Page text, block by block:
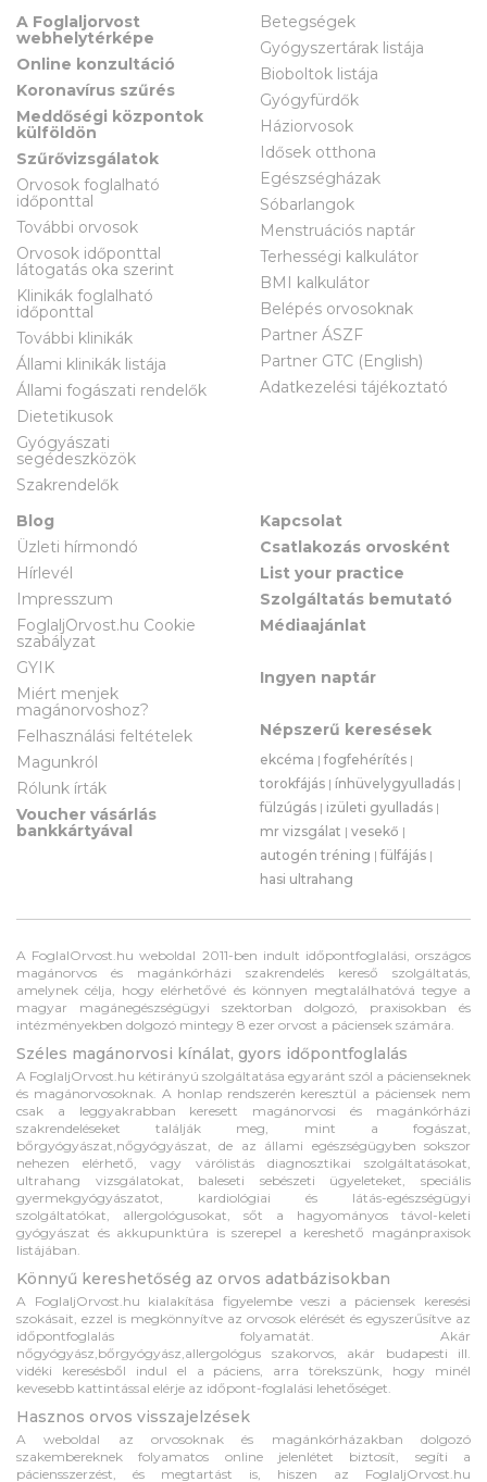
A Foglaljorvost
webhelytérképe
Online konzultáció
Koronavírus szűrés
Meddőségi központok
külföldön
Szűrővizsgálatok
Orvosok foglalható
időponttal
További orvosok
Orvosok időponttal
látogatás oka szerint
Klinikák foglalható
időponttal
További klinikák
Állami klinikák listája
Állami fogászati rendelők
Dietetikusok
Gyógyászati
segédeszközök
Szakrendelők
Betegségek
Gyógyszertárak listája
Bioboltok listája
Gyógyfürdők
Háziorvosok
Idősek otthona
Egészségházak
Sóbarlangok
Menstruációs naptár
Terhességi kalkulátor
BMI kalkulátor
Belépés orvosoknak
Partner ÁSZF
Partner GTC (English)
Adatkezelési tájékoztató
Blog
Üzleti hírmondó
Hírlevél
Impresszum
FoglaljOrvost.hu Cookie
szabályzat
GYIK
Miért menjek
magánorvoshoz?
Felhasználási feltételek
Magunkról
Rólunk írták
Voucher vásárlás
bankkártyával
Kapcsolat
Csatlakozás orvosként
List your practice
Szolgáltatás bemutató
Médiaajánlat
Ingyen naptár
Népszerű keresések
ekcéma |fogfehérítés |
torokfájás | ínhüvelygyulladás |
fülzúgás | izületi gyulladás |
mr vizsgálat | vesekő |
autogén tréning |fülfájás |
hasi ultrahang
A FoglalOrvost.hu weboldal 2011-ben indult időpontfoglalási, országos
magánorvos és magánkórházi szakrendelés kereső szolgáltatás,
amelynek célja, hogy elérhetővé és könnyen megtalálhatóvá tegye a
magyar magánegészségügyi szektorban dolgozó, praxisokban és
intézményekben dolgozó mintegy 8 ezer orvost a páciensek számára.
Széles magánorvosi kínálat, gyors időpontfoglalás
A FoglaljOrvost.hu kétirányú szolgáltatása egyaránt szól a pácienseknek
és magánorvosoknak. A honlap rendszerén keresztül a páciensek nem
csak a leggyakrabban keresett magánorvosi és magánkórházi
szakrendeléseket találják meg, mint a fogászat,
bőrgyógyászat,nőgyógyászat, de az állami egészségügyben sokszor
nehezen elérhető, vagy várólistás diagnosztikai szolgáltatásokat,
ultrahang vizsgálatokat, baleseti sebészeti ügyeleteket, speciális
gyermekgyógyászatot, kardiológiai és látás-egészségügyi
szolgáltatókat, allergológusokat, sőt a hagyományos távol-keleti
gyógyászat és akkupunktúra is szerepel a kereshető magánpraxisok
listájában.
Könnyű kereshetőség az orvos adatbázisokban
A FoglaljOrvost.hu kialakítása figyelembe veszi a páciensek keresési
szokásait, ezzel is megkönnyítve az orvosok elérését és egyszerűsítve az
időpontfoglalás folyamatát. Akár
nőgyógyász,bőrgyógyász,allergológus szakorvos, akár budapesti ill.
vidéki keresésből indul el a páciens, arra törekszünk, hogy minél
kevesebb kattintással elérje az időpont-foglalási lehetőséget.
Hasznos orvos visszajelzések
A weboldal az orvosoknak és magánkórházakban dolgozó
szakembereknek folyamatos online jelenlétet biztosít, segíti a
páciensszerzést, és megtartást is, hiszen az FoglaljOrvost.hu